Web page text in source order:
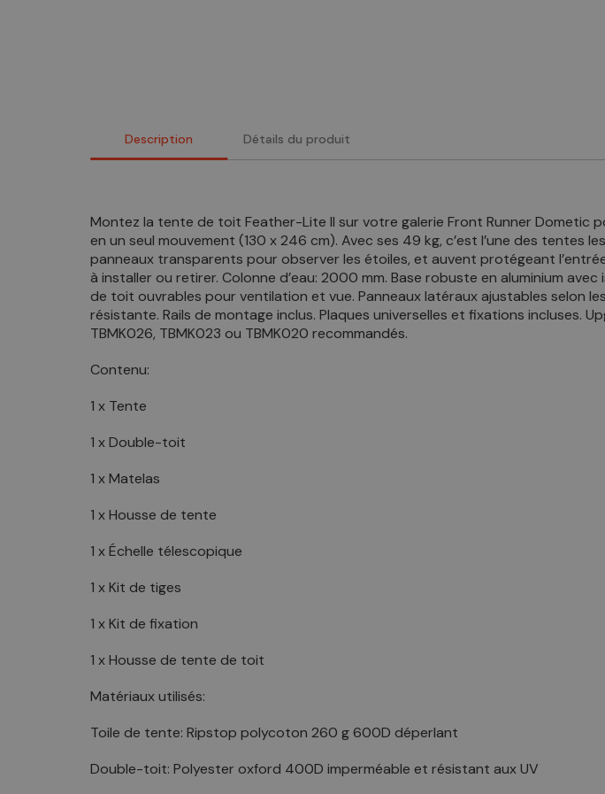
Description Détails du produit
Montez la tente de toit Feather-Lite II sur votre galerie Front Runner
en un seul mouvement (130 x 246 cm). Avec ses 49 kg, c’est l’une des
panneaux transparents pour observer les étoiles, et auvent protégeant
à installer ou retirer. Colonne d’eau: 2000 mm. Base robuste en aluminium
de toit ouvrables pour ventilation et vue. Panneaux latéraux ajustables selon
résistante. Rails de montage inclus. Plaques universelles et fixations incluses.
TBMK026, TBMK023 ou TBMK020 recommandés.
Contenu:
1 x Tente
1 x Double-toit
1 x Matelas
1 x Housse de tente
1 x Échelle télescopique
1 x Kit de tiges
1 x Kit de fixation
1 x Housse de tente de toit
Matériaux utilisés:
Toile de tente: Ripstop polycoton 260 g 600D déperlant
Double-toit: Polyester oxford 400D imperméable et résistant aux UV